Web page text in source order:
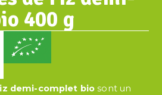
400 g
demi-complet bio sont un